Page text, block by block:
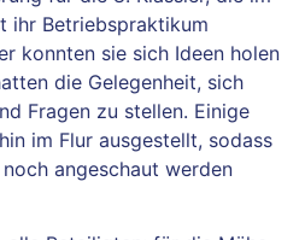
ihr Betriebspraktikum
konnten sie sich Ideen holen
die Gelegenheit, sich
Fragen zu stellen. Einige
im Flur ausgestellt, sodass
angeschaut werden